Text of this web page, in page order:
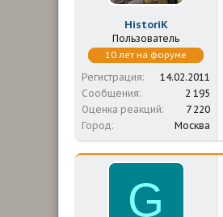
HistoriK
Пользователь
10 лет на форуме
Регистрация
14.02.2011
Сообщения
2 195
Оценка реакций
7 220
Город
Москва
G